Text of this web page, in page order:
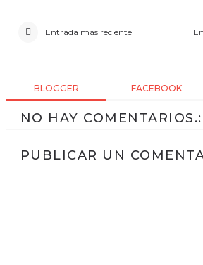
Entrada más reciente
BLOGGER FACEBOOK
NO HAY COMENTARIOS.:
PUBLICAR UN